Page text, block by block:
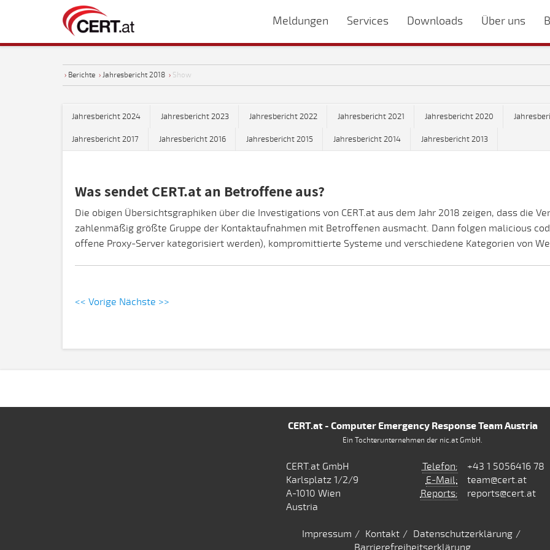
Meldungen Services Downloads Über uns
› Berichte › Jahresbericht 2018 › Show
Jahresbericht 2024 Jahresbericht 2023 Jahresbericht 2022 Jahresbericht 2021 Jahresbericht 2020
Jahresbericht 2017 Jahresbericht 2016 Jahresbericht 2015 Jahresbericht 2014 Jahresbericht 2013
Was sendet CERT.at an Betroffene aus?
Die obigen Übersichtsgraphiken über die Investigations von CERT.at aus dem Jahr 2018 zeigen, dass die
zahlenmäßig größte Gruppe der Kontaktaufnahmen mit Betroffenen ausmacht. Dann folgen malicious
offene Proxy-Server kategorisiert werden), kompromittierte Systeme und verschiedene Kategorien von
<< Vorige Nächste >>
CERT.at - Computer Emergency Response Team Austria
Ein Tochterunternehmen der nic.at GmbH.
CERT.at GmbH
Karlsplatz 1/2/9
A-1010 Wien
Austria
Telefon:
+43 1 5056416 78
E-Mail:
team@cert.at
Reports:
reports@cert.at
Impressum Kontakt
Datenschutzerklärung
Barrierefreiheitserklärung